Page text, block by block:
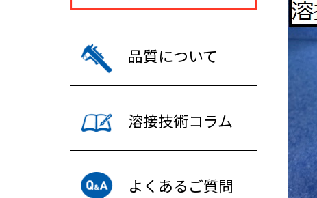
品質について
溶接技術コラム
よくあるご質問